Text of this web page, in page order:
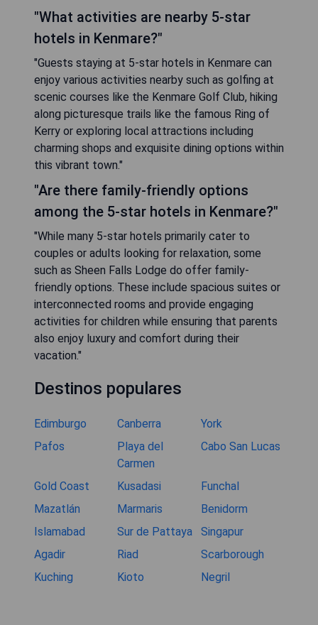
"What activities are nearby 5-star
hotels in Kenmare?"
"Guests staying at 5-star hotels in Kenmare can
enjoy various activities nearby such as golfing at
scenic courses like the Kenmare Golf Club, hiking
along picturesque trails like the famous Ring of
Kerry or exploring local attractions including
charming shops and exquisite dining options within
this vibrant town."
"Are there family-friendly options
among the 5-star hotels in Kenmare?"
"While many 5-star hotels primarily cater to
couples or adults looking for relaxation, some
such as Sheen Falls Lodge do offer family-
friendly options. These include spacious suites or
interconnected rooms and provide engaging
activities for children while ensuring that parents
also enjoy luxury and comfort during their
vacation."
Destinos populares
Edimburgo Canberra
York
Pafos
Playa del
Carmen
Cabo San Lucas
Gold Coast Kusadasi
Funchal
Mazatlán
Marmaris
Benidorm
Islamabad
Sur de Pattaya
Singapur
Agadir
Riad
Scarborough
Kuching
Kioto Negril